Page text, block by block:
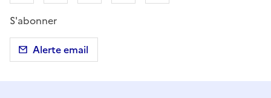
S'abonner
Alerte email